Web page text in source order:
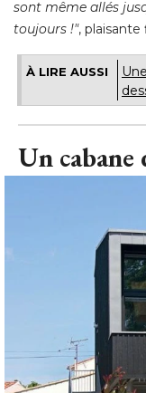
sont même allés
toujours !",
À LIRE AUSSI
Un cabane